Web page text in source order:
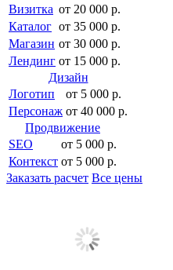
Визитка от 20 000 р.
Каталог от 35 000 р.
Магазин от 30 000 р.
Лендинг от 15 000 р.
Дизайн
Логотип
от 5 000 р.
Персонаж от 40 000 р.
Продвижение
SEO
от 5 000 р.
Контекст от 5 000 р.
Заказать расчет Все цены